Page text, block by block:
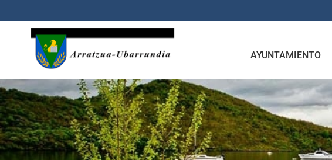
AYUNTAMIENTO